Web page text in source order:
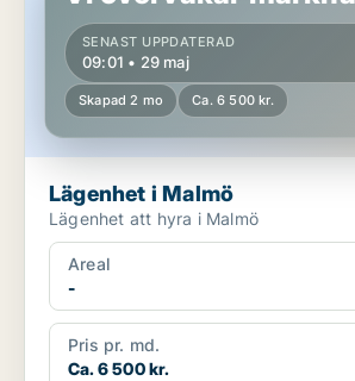
SENAST UPPDATERAD
09:01 • 29 maj
Skapad 2 mo Ca. 6 500 kr.
Lägenhet i Malmö
Lägenhet att hyra i Malmö
Areal
-
Pris pr. md.
Ca. 6 500 kr.